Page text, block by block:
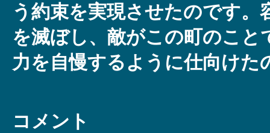
う約束を実現させたのです。
を滅ぼし、敵がこの町のこと
力を自慢するように仕向けた
コメント